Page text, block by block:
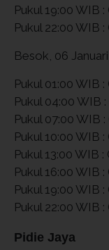
Pukul 19:00 WIB
Pukul 22:00 WIB
Besok, 06
Pukul 01:00 WIB
Pukul 04:00 WIB
Pukul 07:00 WIB
Pukul 10:00 WIB
Pukul 13:00 WIB
Pukul 16:00 WIB
Pukul 19:00 WIB
Pukul 22:00 WIB
Pidie Jaya